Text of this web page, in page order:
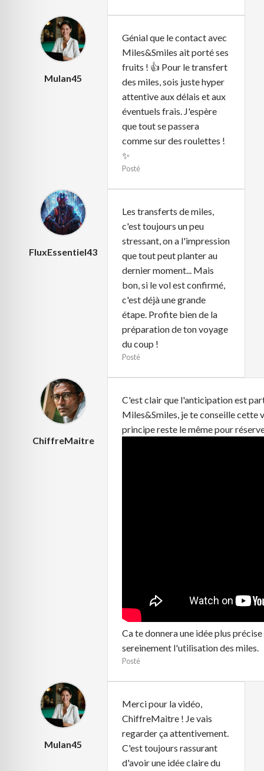
Mulan45
Génial que le contact avec
Miles&Smiles ait porté ses
fruits ! 👍 Pour le transfert
des miles, sois juste hyper
attentive aux délais et aux
éventuels frais. J'espère
que tout se passera
comme sur des roulettes !
✨
Posté
FluxEssentiel43
Les transferts de miles,
c'est toujours un peu
stressant, on a l'impression
que tout peut planter au
dernier moment... Mais
bon, si le vol est confirmé,
c'est déjà une grande
étape. Profite bien de la
préparation de ton voyage
du coup !
Posté
ChiffreMaitre
C'est clair que l'anticipation est
Miles&Smiles, je te conseille cette
principe reste le même pour
Ca te donnera une idée plus
sereinement l'utilisation des miles.
Posté
Mulan45
Merci pour la vidéo,
ChiffreMaitre ! Je vais
regarder ça attentivement.
C'est toujours rassurant
d'avoir une idée claire du